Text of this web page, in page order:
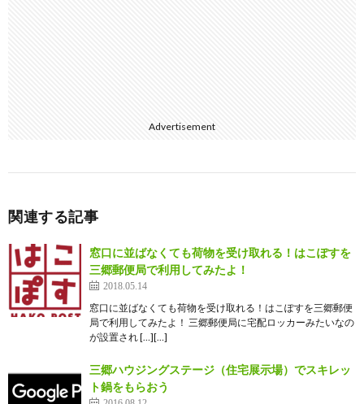
Advertisement
関連する記事
窓口に並ばなくても荷物を受け取れる！はこぽすを
三郷郵便局で利用してみたよ！
2018.05.14
窓口に並ばなくても荷物を受け取れる！はこぽすを三郷郵便
局で利用してみたよ！ 三郷郵便局に宅配ロッカーみたいなの
が設置され […][…]
三郷ハウジングステージ（住宅展示場）でスキレッ
ト鍋をもらおう